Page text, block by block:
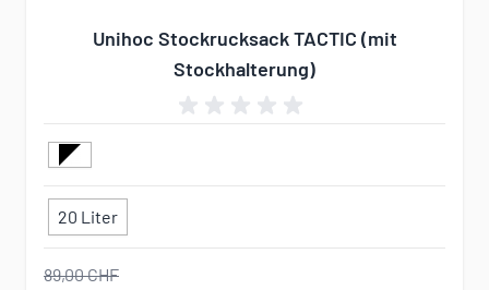
Unihoc Stockrucksack TACTIC (mit
Stockhalterung)
20 Liter
89,00 CHF